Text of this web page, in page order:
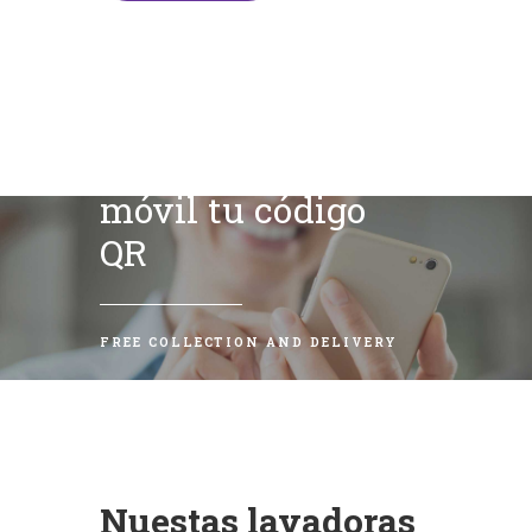
móvil tu código
QR
FREE COLLECTION AND DELIVERY
Nuestas lavadoras